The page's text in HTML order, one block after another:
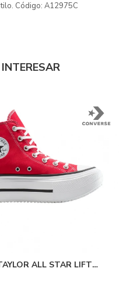
Código: A12975C
ALL STAR LIFT
- Red